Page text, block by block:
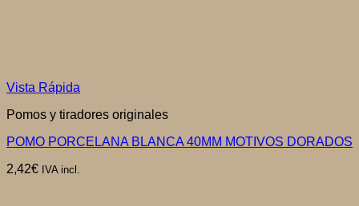
Vista Rápida
Pomos y tiradores originales
POMO PORCELANA BLANCA 40MM MOTIVOS DORADOS
2,42€ IVA incl.